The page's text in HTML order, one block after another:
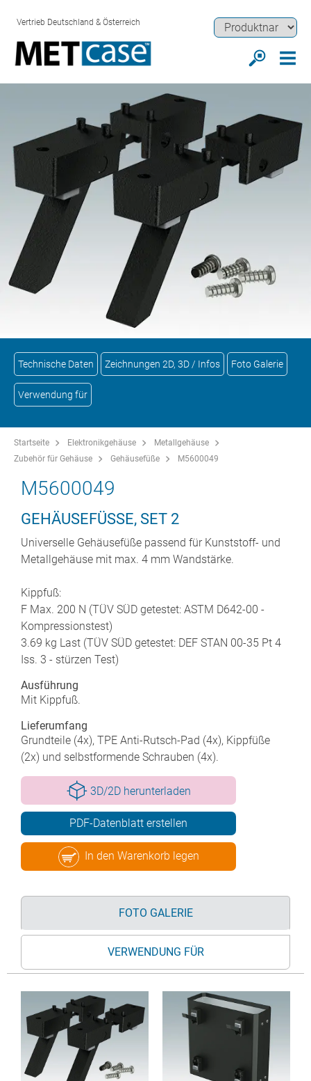
Vertrieb Deutschland & Österreich
Technische Daten Zeichnungen 2D, 3D / Infos Foto Galerie
Verwendung für
Startseite Elektronikgehäuse
Metallgehäuse
Zubehör für Gehäuse
Gehäusefüße M5600049
M5600049
GEHÄUSEFÜSSE, SET 2
Universelle Gehäusefüße passend für Kunststoff- und
Metallgehäuse mit max. 4 mm Wandstärke.
Kippfuß:
F Max. 200 N (TÜV SÜD getestet: ASTM D642-00 -
Kompressionstest)
3.69 kg Last (TÜV SÜD getestet: DEF STAN 00-35 Pt 4
Iss. 3 - stürzen Test)
Ausführung
Mit Kippfuß.
Lieferumfang
Grundteile (4x), TPE Anti-Rutsch-Pad (4x), Kippfüße
(2x) und selbstformende Schrauben (4x).
3D/2D herunterladen
PDF-Datenblatt erstellen
In den Warenkorb legen
FOTO GALERIE
VERWENDUNG FÜR